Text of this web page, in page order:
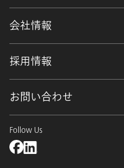
会社情報
採用情報
お問い合わせ
Follow Us